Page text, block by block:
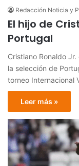
Redacción Noticia y
El hijo de
Portugal
Cristiano Ronaldo
la selección de
torneo Internacional
Leer más »